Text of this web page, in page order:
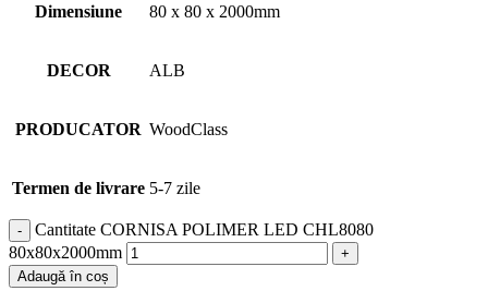
Dimensiune 80 x 80 x 2000mm
DECOR ALB
PRODUCATOR WoodClass
Termen de livrare 5-7 zile
Cantitate CORNISA POLIMER LED CHL8080
80x80x2000mm
Adaugă în coș